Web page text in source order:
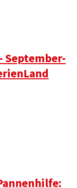
September-